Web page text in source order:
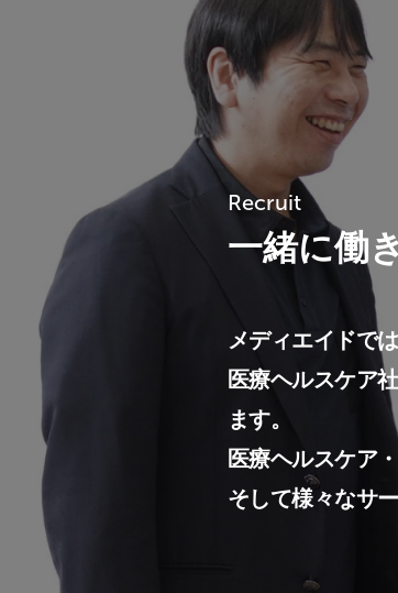
Recruit
一緒に働
メディエイドでは
医療ヘルスケア
ます。
医療ヘルスケア
そして様々なサ